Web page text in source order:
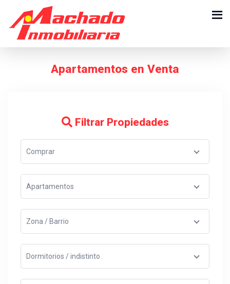
Apartamentos en Venta
Filtrar Propiedades